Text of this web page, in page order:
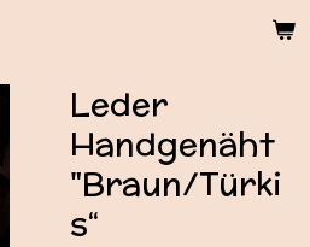
Leder
Handgenäht
"Braun/Türki
s“